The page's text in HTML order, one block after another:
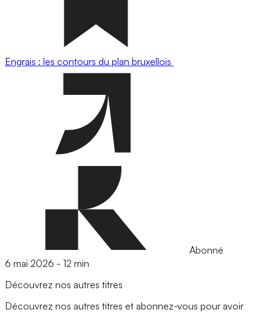
Engrais : les contours du plan bruxellois
Abonné
6 mai 2026 - 12 min
Découvrez nos autres titres
Découvrez nos autres titres et abonnez-vous pour avoir